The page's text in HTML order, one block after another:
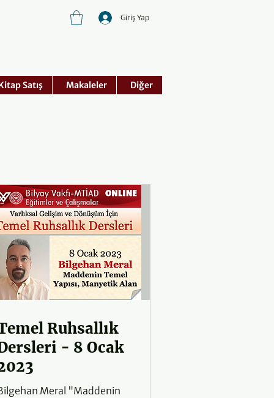
Giriş Yap
Satış Makaleler Diğer
Ruhsallık
- 8 Ocak
Meral "Maddenin